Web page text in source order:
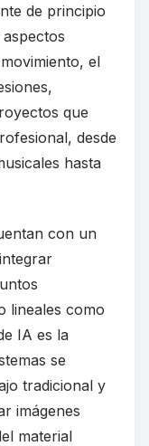
de principio
el
que
desde
hasta
con un
lineales como
IA es la
se
tradicional y
imágenes
material